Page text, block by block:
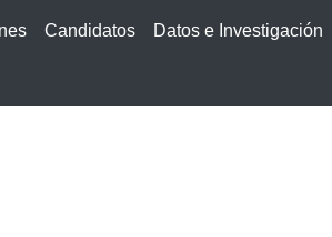
Candidatos Datos e Investigación